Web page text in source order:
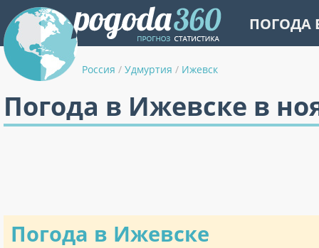
ПОГОДА
Россия / Удмуртия / Ижевск
Погода в Ижевске в
Погода в Ижевске